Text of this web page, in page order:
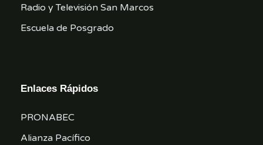
Radio y Televisión San Marcos
Escuela de Posgrado
Enlaces Rápidos
PRONABEC
Alianza Pacífico